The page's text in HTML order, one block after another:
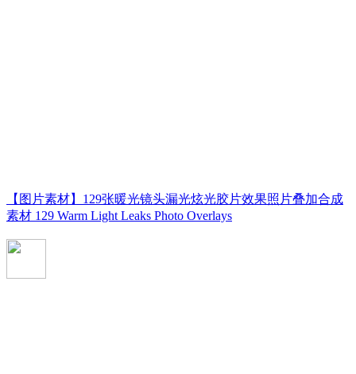
【图片素材】129张暖光镜头漏光炫光胶片效果照片叠加合成
素材 129 Warm Light Leaks Photo Overlays